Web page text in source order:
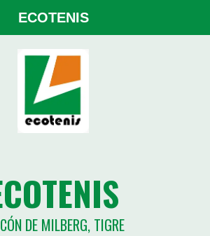
DE MILBERG, TIGRE
ECOTENIS